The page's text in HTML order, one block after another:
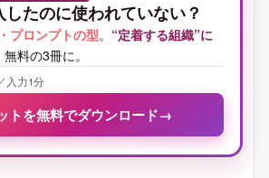
たのに使われていない？
プロンプトの型。 “定着する組織”に
無料の3冊に。
入力1分
トを無料でダウンロード→